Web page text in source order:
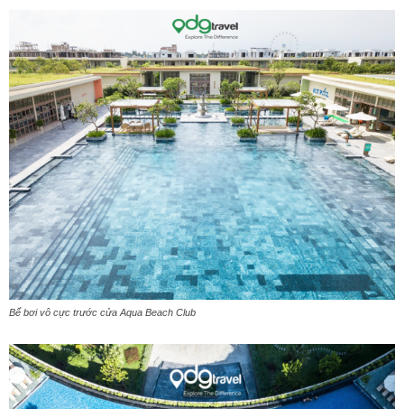
Bể bơi vô cực trước cửa Aqua Beach Club